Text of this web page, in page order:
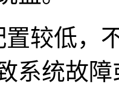
较低，
系统故